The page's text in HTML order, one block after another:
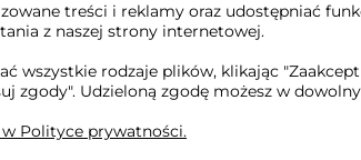
treści i reklamy oraz udostępniać
z naszej strony internetowej.
wszystkie rodzaje plików, klikając
zgody". Udzieloną zgodę możesz w
w Polityce prywatności.